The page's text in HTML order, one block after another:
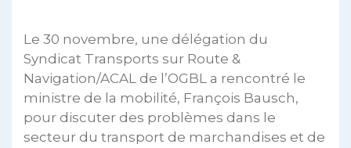
Le 30 novembre, une délégation du
Syndicat Transports sur Route &
Navigation/ACAL de l’OGBL a rencontré le
ministre de la mobilité, François Bausch,
pour discuter des problèmes dans le
secteur du transport de marchandises et de